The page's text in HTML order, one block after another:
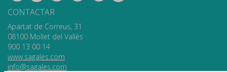
CONTACTAR
Apartat de Correus, 31
08100 Mollet del Vallès
900 13 00 14
www.sagales.com
info@sagales.com